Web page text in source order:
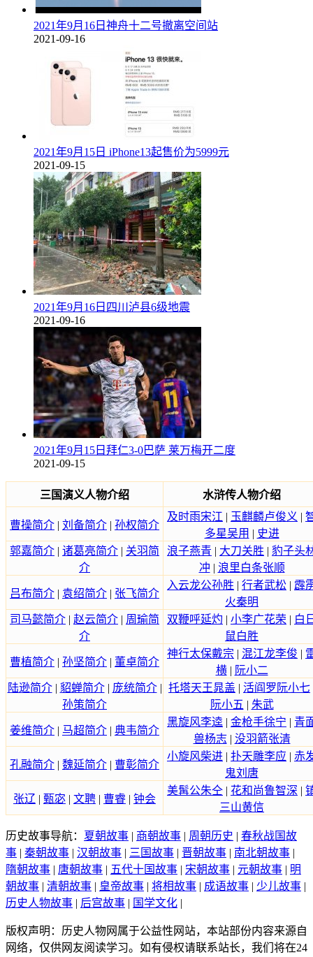
2021年9月16日神舟十二号撤离空间站
2021-09-16
2021年9月15日 iPhone13起售价为5999元
2021-09-15
2021年9月16日四川泸县6级地震
2021-09-16
2021年9月15日拜仁3-0巴萨 莱万梅开二度
2021-09-15
三国演义人物介绍 水浒传人物介绍
曹操简介 | 刘备简介 | 孙权简介
及时雨宋江 | 玉麒麟卢俊义 |
多星吴用 | 史进
郭嘉简介 | 诸葛亮简介 | 关羽简
介
浪子燕青 | 大刀关胜 | 豹子头
冲 | 浪里白条张顺
吕布简介 | 袁绍简介 | 张飞简介
入云龙公孙胜 | 行者武松 | 霹
火秦明
司马懿简介 | 赵云简介 | 周瑜简
介
双鞭呼延灼 | 小李广花荣 | 白
鼠白胜
曹植简介 | 孙坚简介 | 董卓简介
神行太保戴宗 | 混江龙李俊 |
横| 阮小二
陆逊简介| 貂蝉简介| 庞统简介|
孙策简介
托塔天王晁盖 | 活阎罗阮小七
阮小五 | 朱武
姜维简介 | 马超简介 | 典韦简介
黑旋风李逵 | 金枪手徐宁 | 青
兽杨志| 没羽箭张清
孔融简介 | 魏延简介 | 曹彰简介
小旋风柴进 | 扑天雕李应 | 赤
鬼刘唐
张辽 | 甄宓 | 文聘 | 曹睿 | 钟会
美髯公朱仝 | 花和尚鲁智深 |
三山黄信
历史故事导航： 夏朝故事 | 商朝故事 | 周朝历史 | 春秋战国故
事 | 秦朝故事 | 汉朝故事 | 三国故事 | 晋朝故事 | 南北朝故事 |
隋朝故事 | 唐朝故事 | 五代十国故事 | 宋朝故事 | 元朝故事 | 明
朝故事 | 清朝故事 | 皇帝故事 | 将相故事 | 成语故事 | 少儿故事 |
历史人物故事 | 后宫故事 | 国学文化 |
版权声明：历史人物网属于公益性网站，本站部份内容来源自
网络，仅供网友阅读学习。如有侵权请联系站长，我们将在24